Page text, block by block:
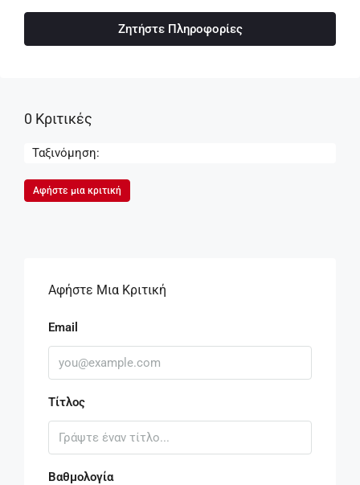
Ζητήστε Πληροφορίες
0 Κριτικές
Ταξινόμηση:
Αφήστε μια κριτική
Αφήστε Μια Κριτική
Email
Τίτλος
Βαθμολογία